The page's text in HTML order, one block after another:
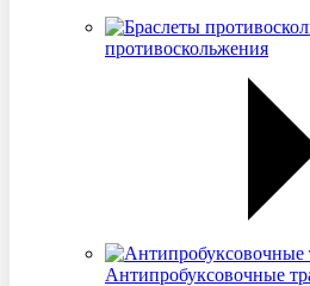
противоскольжения
Антипробуксовочные